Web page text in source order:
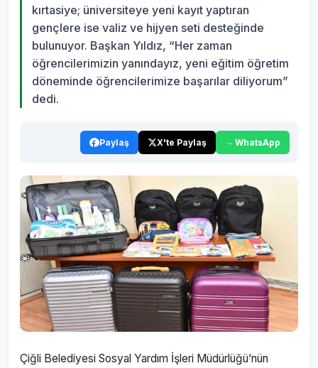
kırtasiye; üniversiteye yeni kayıt yaptıran
gençlere ise valiz ve hijyen seti desteğinde
bulunuyor. Başkan Yıldız, “Her zaman
öğrencilerimizin yanındayız, yeni eğitim öğretim
döneminde öğrencilerimize başarılar diliyorum”
dedi.
Paylaş X'te Paylaş WhatsApp
Çiğli Belediyesi Sosyal Yardım İşleri Müdürlüğü’nün